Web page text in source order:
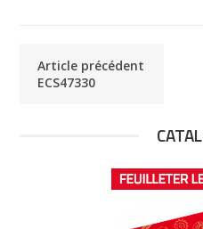
Article précédent
ECS47330